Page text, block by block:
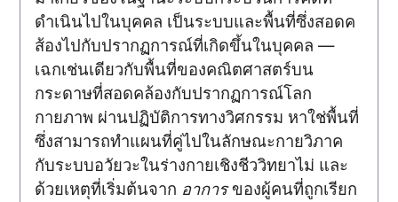
ดำเนินไปในบุคคล เป็นระบบและพื้นที่ซึ่งสอดค
ส้องไปกับปรากฏการณ์ที่เกิดขึ้นในบุคคล —
เฉกเช่นเดียวกับพื้นที่ของคณิตศาสตร์บน
กระดาษที่สอดคล้องกับปรากฏการณ์โลก
กายภาพ ผ่านปฏิบัติการทางวิศกรรม หาใช่พื้นที่
ซึ่งสามารถทำแผนที่คู่ไปในลักษณะกายวิภาค
กับระบบอวัยวะในร่างกายเชิงชีววิทยาไม่ และ
ด้วยเหตุที่เริ่มต้นจาก อาการของผู้คนที่ถูกเรียก